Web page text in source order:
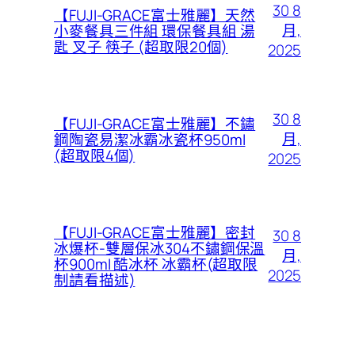
【FUJI-GRACE富士雅麗】天然
小麥餐具三件組 環保餐具組 湯
匙 叉子 筷子 (超取限20個)
30 8
月,
2025
【FUJI-GRACE富士雅麗】不鏽
鋼陶瓷易潔冰霸冰瓷杯950ml
(超取限4個)
30 8
月,
2025
【FUJI-GRACE富士雅麗】密封
冰爆杯-雙層保冰304不鏽鋼保溫
杯900ml 酷冰杯 冰霸杯(超取限
制請看描述)
30 8
月,
2025